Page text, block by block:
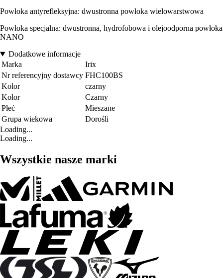
Powłoka antyrefleksyjna: dwustronna powłoka wielowarstwowa
Powłoka specjalna: dwustronna, hydrofobowa i olejoodporna powłoka
NANO
Dodatkowe informacje
Marka
Irix
Nr referencyjny dostawcy FHC100BS
Kolor
czarny
Kolor
Czarny
Płeć
Mieszane
Grupa wiekowa
Dorośli
Loading...
Loading...
Wszystkie nasze marki